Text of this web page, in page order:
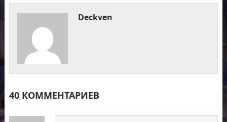
Deckven
40 КОММЕНТАРИЕВ